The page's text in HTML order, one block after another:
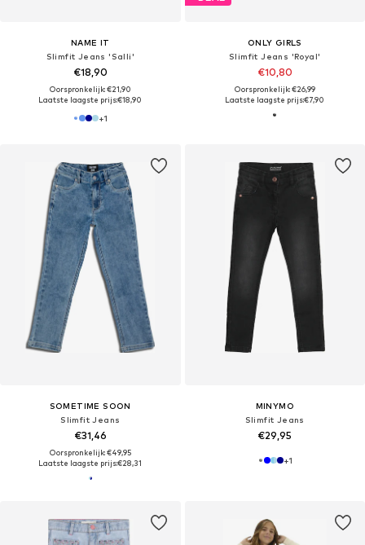
NAME IT
Slimfit Jeans 'Salli'
€18,90
Oorspronkelijk: €21,90
Laatste laagste prijs:€18,90
+1
ONLY GIRLS
Slimfit Jeans 'Royal'
€10,80
Oorspronkelijk: €26,99
Laatste laagste prijs:€7,90
SOMETIME SOON
Slimfit Jeans
€31,46
Oorspronkelijk: €49,95
Laatste laagste prijs:€28,31
MINYMO
Slimfit Jeans
€29,95
+1